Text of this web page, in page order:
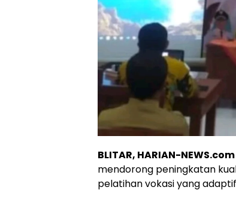
BLITAR, HARIAN-
mendorong peningkatan
pelatihan vokasi yang